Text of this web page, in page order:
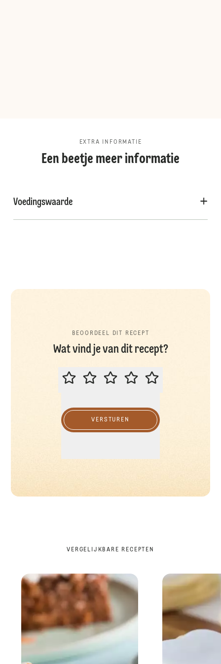
EXTRA INFORMATIE
Een beetje meer informatie
Voedingswaarde
BEOORDEEL DIT RECEPT
Wat vind je van dit recept?
BEOORDEEL DIT RECEPT
VERSTUREN
VERGELIJKBARE RECEPTEN